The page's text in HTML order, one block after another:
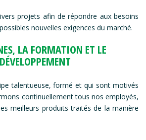
projets afin de répondre aux besoins
nouvelles exigences du marché.
LA FORMATION ET LE
DÉVELOPPEMENT
talentueuse, formé et qui sont motivés
continuellement tous nos employés,
meilleurs produits traités de la manière